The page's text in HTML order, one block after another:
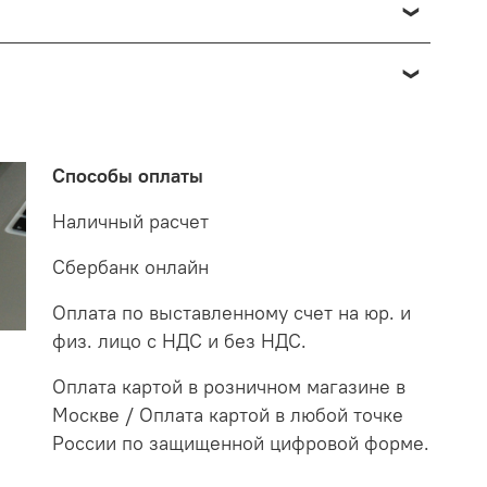
отнести к браку, при наличии товара в пункте
от 7 до 14 дней. За данное период мы закажем
старого образца потребуются больше в
покупая LED светильники не только
Способы оплаты
Наличный расчет
Сбербанк онлайн
Оплата по выставленному счет на юр. и
физ. лицо с НДС и без НДС.
Оплата картой в розничном магазине в
Москве / Оплата картой в любой точке
России по защищенной цифровой форме.